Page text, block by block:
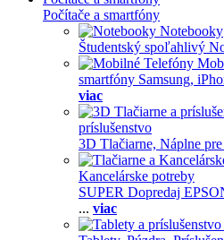
Počítače a smartfóny
Notebooky
Študentský spoľahlivý
smartfóny Samsung,
viac
príslušenstvo
3D Tlačiarne, Náplne
Kancelárske potreby
SUPER Dopredaj
... viac